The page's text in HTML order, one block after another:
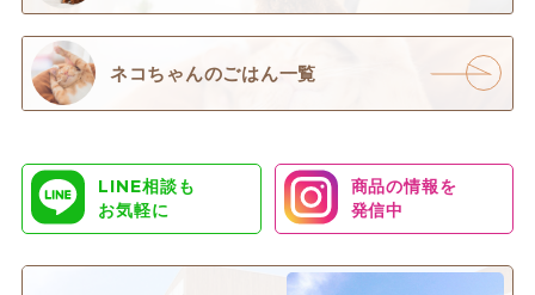
ネコちゃんのごはん一覧
LINE相談も
お気軽に
商品の情報を
発信中